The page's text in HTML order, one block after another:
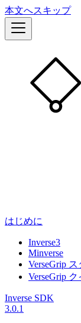
本文へスキップ
はじめに
Inverse3
Minverse
VerseGrip
VerseGrip
Inverse SDK
3.0.1